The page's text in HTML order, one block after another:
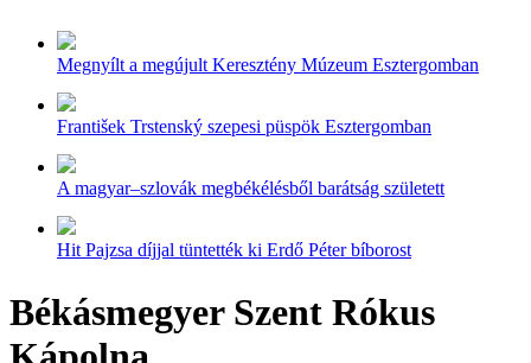
Megnyílt a megújult Keresztény Múzeum Esztergomban
František Trstenský szepesi püspök Esztergomban
A magyar–szlovák megbékélésből barátság született
Hit Pajzsa díjjal tüntették ki Erdő Péter bíborost
Békásmegyer Szent Rókus